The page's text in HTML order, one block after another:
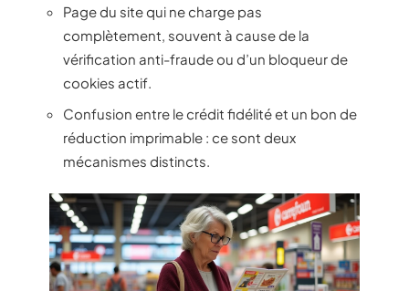
Page du site qui ne charge pas
complètement, souvent à cause de la
vérification anti-fraude ou d’un bloqueur de
cookies actif.
Confusion entre le crédit fidélité et un bon de
réduction imprimable : ce sont deux
mécanismes distincts.